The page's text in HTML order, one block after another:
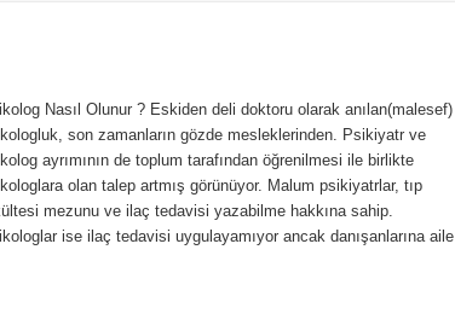
Nasıl Olunur ? Eskiden deli doktoru olarak anılan(malesef)
son zamanların gözde mesleklerinden. Psikiyatr ve
ayrımının de toplum tarafından öğrenilmesi ile birlikte
olan talep artmış görünüyor. Malum psikiyatrlar, tıp
mezunu ve ilaç tedavisi yazabilme hakkına sahip.
ise ilaç tedavisi uygulayamıyor ancak danışanlarına aile